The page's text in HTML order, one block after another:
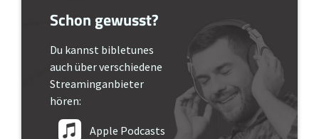
Schon gewusst?
Du kannst bibletunes
auch über verschiedene
Streaminganbieter
hören:
Apple Podcasts